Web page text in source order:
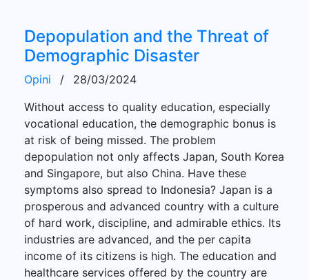
Depopulation and the Threat of
Demographic Disaster
Opini /
28/03/2024
Without access to quality education, especially
vocational education, the demographic bonus is
at risk of being missed. The problem
depopulation not only affects Japan, South Korea
and Singapore, but also China. Have these
symptoms also spread to Indonesia? Japan is a
prosperous and advanced country with a culture
of hard work, discipline, and admirable ethics. Its
industries are advanced, and the per capita
income of its citizens is high. The education and
healthcare services offered by the country are